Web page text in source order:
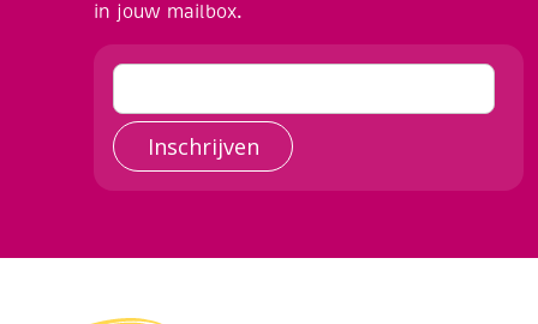
in jouw mailbox.
Inschrijven